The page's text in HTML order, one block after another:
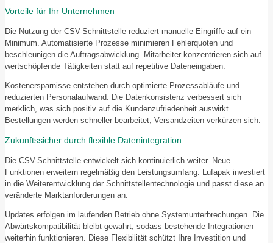
Vorteile für Ihr Unternehmen
Die Nutzung der CSV-Schnittstelle reduziert manuelle Eingriffe auf ein
Minimum. Automatisierte Prozesse minimieren Fehlerquoten und
beschleunigen die Auftragsabwicklung. Mitarbeiter konzentrieren sich auf
wertschöpfende Tätigkeiten statt auf repetitive Dateneingaben.
Kostenersparnisse entstehen durch optimierte Prozessabläufe und
reduzierten Personalaufwand. Die Datenkonsistenz verbessert sich
merklich, was sich positiv auf die Kundenzufriedenheit auswirkt.
Bestellungen werden schneller bearbeitet, Versandzeiten verkürzen sich.
Zukunftssicher durch flexible Datenintegration
Die CSV-Schnittstelle entwickelt sich kontinuierlich weiter. Neue
Funktionen erweitern regelmäßig den Leistungsumfang. Lufapak investiert
in die Weiterentwicklung der Schnittstellentechnologie und passt diese an
veränderte Marktanforderungen an.
Updates erfolgen im laufenden Betrieb ohne Systemunterbrechungen. Die
Abwärtskompatibilität bleibt gewahrt, sodass bestehende Integrationen
weiterhin funktionieren. Diese Flexibilität schützt Ihre Investition und